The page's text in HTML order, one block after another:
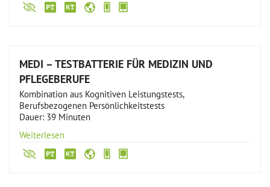
MEDI – TESTBATTERIE FÜR MEDIZIN UND
PFLEGEBERUFE
Kombination aus Kognitiven Leistungstests,
Berufsbezogenen Persönlichkeitstests
Dauer: 39 Minuten
Weiterlesen